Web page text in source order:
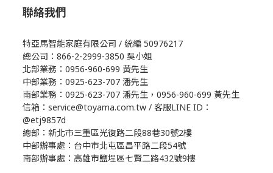
聯絡我們
特亞馬智能家庭有限公司 / 統編 50976217
總公司：866-2-2999-3850 吳小姐
北部業務：0956-960-699 黃先生
中部業務：0925-623-707 潘先生
南部業務：0925-623-707 潘先生，0956-960-699 黃先生
信箱：service@toyama.com.tw / 客服LINE ID：
@etj9857d
總部：新北市三重區光復路二段88巷30號2樓
中部辦事處：台中市北屯區昌平路二段54號
南部辦事處：高雄市鹽埕區七賢二路432號9樓